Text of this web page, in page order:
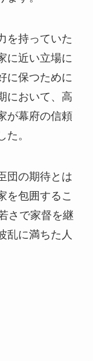
を持っていた
に近い立場に
に保つために
において、高
が幕府の信頼
。
団の期待とは
を包囲するこ
さで家督を継
乱に満ちた人